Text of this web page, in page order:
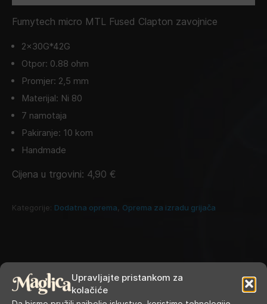
Upravljajte pristankom za
kolačiće
Fumytech micro MTL Fused Clapton zavojnice
2x30G*42G
Otpor: 0.88 ohm
Promjer: 2,5 mm
Materijal: Ni 80
7 namotaja
Pakiranje: 10 kom
Handmade
Cijena u trgovini: 4,90 €
Kategorije: Dodatna oprema Oprema za izradu grijača